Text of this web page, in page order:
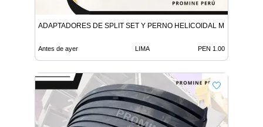
ADAPTADORES DE SPLIT SET Y PERNO HELICOIDAL MINERIA
Antes de ayer LIMA PEN 1.00